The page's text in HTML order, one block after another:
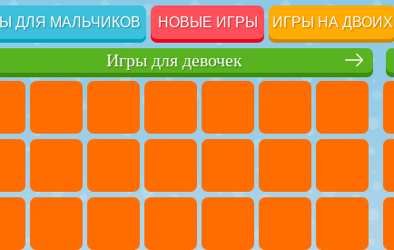
ДЛЯ МАЛЬЧИКОВ НОВЫЕ ИГРЫ ИГРЫ НА ДВОИХ
Игры для девочек